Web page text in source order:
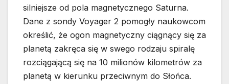
silniejsze od pola magnetycznego Saturna.
Dane z sondy Voyager 2 pomogły naukowcom
określić, że ogon magnetyczny ciągnący się za
planetą zakręca się w swego rodzaju spiralę
rozciągającą się na 10 milionów kilometrów za
planetą w kierunku przeciwnym do Słońca.